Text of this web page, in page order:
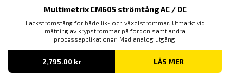
Multimetrix CM605 strömtång AC / DC
Läckströmstång för både lik- och växelströmmar. Utmärkt vid
mätning av krypströmmar på fordon samt andra
processapplikationer. Med analog utgång.
2,795.00 kr LÄS MER